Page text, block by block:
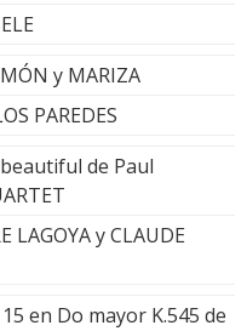
y MARIZA
PAREDES
de Paul
y CLAUDE
en Do mayor K.545 de